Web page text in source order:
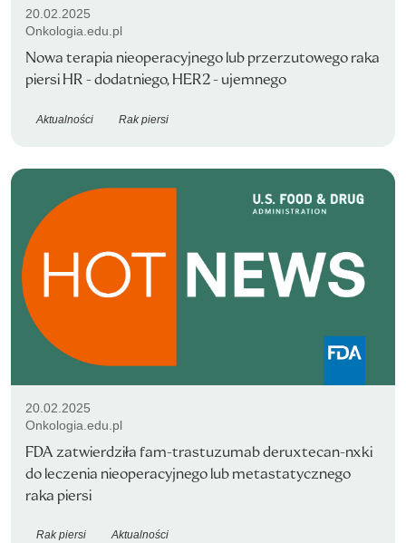
20.02.2025
Onkologia.edu.pl
Nowa terapia nieoperacyjnego lub przerzutowego raka
piersi HR - dodatniego, HER2 - ujemnego
Aktualności Rak piersi
20.02.2025
Onkologia.edu.pl
FDA zatwierdziła fam-trastuzumab deruxtecan-nxki
do leczenia nieoperacyjnego lub metastatycznego
raka piersi
Rak piersi Aktualności